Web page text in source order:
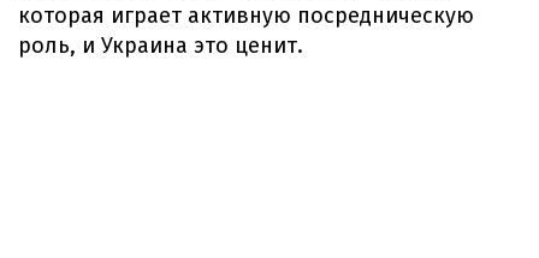
которая играет активную посредническую
роль, и Украина это ценит.